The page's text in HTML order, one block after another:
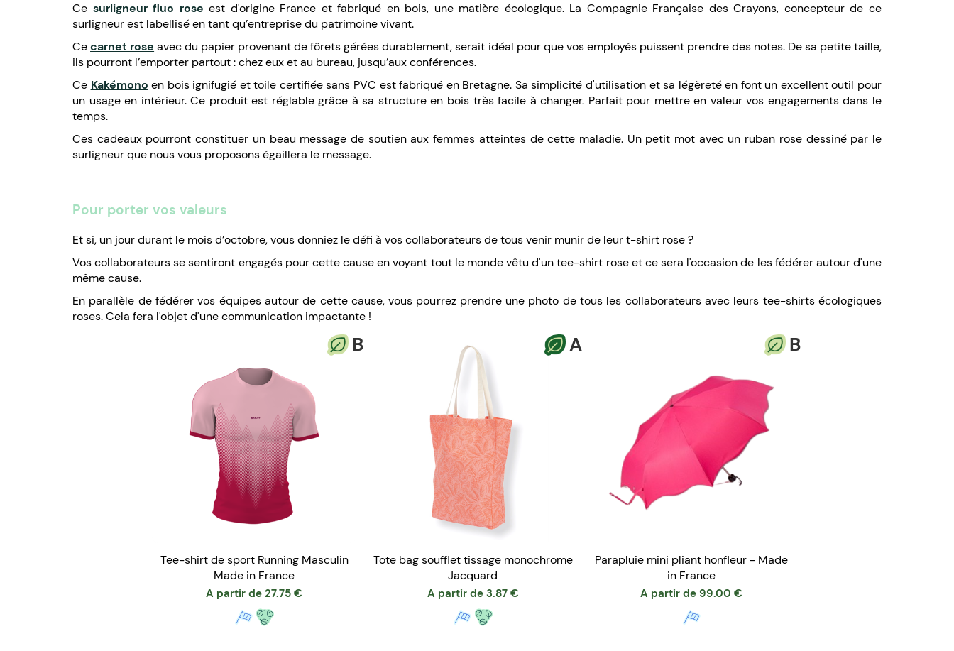
Ce surligneur fluo rose est d'origine France et fabriqué en bois, une matière écologique. La Compagnie Française des Crayons, concepteur de ce
surligneur est labellisé en tant qu’entreprise du patrimoine vivant.
Cecarnet rose avec du papier provenant de fôrets gérées durablement, serait idéal pour que vos employés puissent prendre des notes. De sa petite taille,
ils pourront l’emporter partout : chez eux et au bureau, jusqu’aux conférences.
Ce Kakémono en bois ignifugié et toile certifiée sans PVC est fabriqué en Bretagne. Sa simplicité d'utilisation et sa légèreté en font un excellent outil pour
un usage en intérieur. Ce produit est réglable grâce à sa structure en bois très facile à changer. Parfait pour mettre en valeur vos engagements dans le
temps.
Ces cadeaux pourront constituer un beau message de soutien aux femmes atteintes de cette maladie. Un petit mot avec un ruban rose dessiné par le
surligneur que nous vous proposons égaillera le message.
Pour porter vos valeurs
Et si, un jour durant le mois d’octobre, vous donniez le défi à vos collaborateurs de tous venir munir de leur t-shirt rose ?
Vos collaborateurs se sentiront engagés pour cette cause en voyant tout le monde vêtu d'un tee-shirt rose et ce sera l'occasion de les fédérer autour d'une
même cause.
En parallèle de fédérer vos équipes autour de cette cause, vous pourrez prendre une photo de tous les collaborateurs avec leurs tee-shirts écologiques
roses. Cela fera l'objet d'une communication impactante !
B
Tee-shirt de sport Running Masculin
Made in France
A partir de 27.75 €
A
Tote bag soufflet tissage monochrome
Jacquard
A partir de 3.87 €
B
Parapluie mini pliant honfleur - Made
in France
A partir de 99.00 €